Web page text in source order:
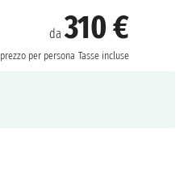
da310 €
prezzo per persona Tasse incluse